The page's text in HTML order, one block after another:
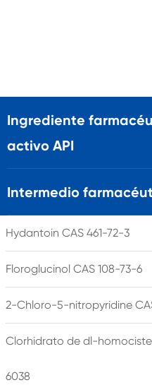
Ingrediente
activo API
Intermedio
Hydantoin CAS 461-72-3
Floroglucinol CAS 108-73-6
2-Chloro-5-nitropyridine
Clorhidrato de dl-
6038